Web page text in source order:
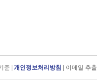
준 개인정보처리방침 이메일 추